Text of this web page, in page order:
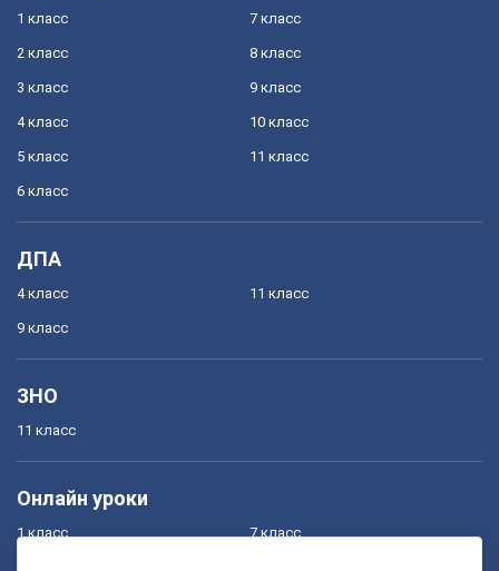
1 класс
2 класс
3 класс
4 класс
5 класс
6 класс
7 класс
8 класс
9 класс
10 класс
11 класс
ДПА
4 класс
9 класс
11 класс
ЗНО
11 класс
Онлайн уроки
1 класс 7 класс